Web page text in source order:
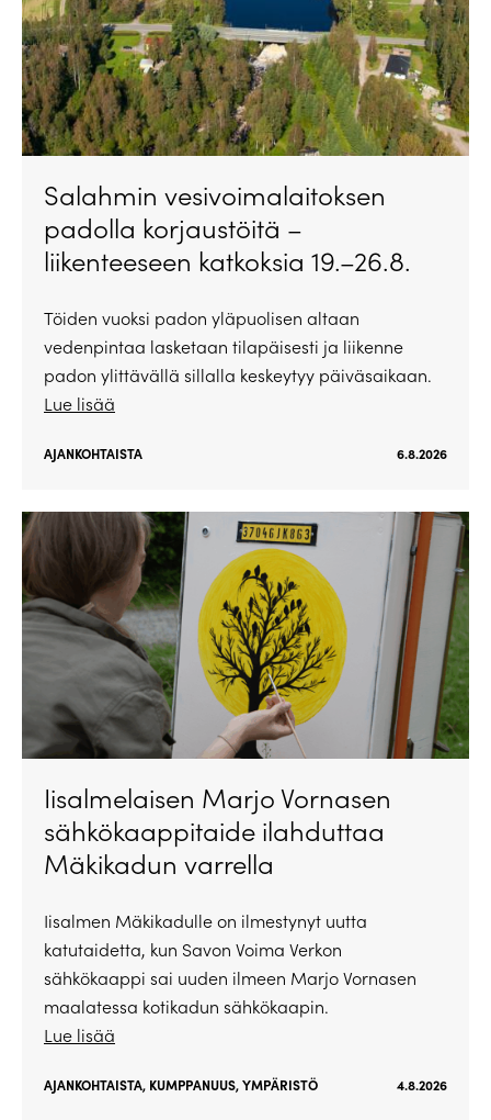
Salahmin vesivoimalaitoksen
padolla korjaustöitä –
liikenteeseen katkoksia 19.–26.8.
Töiden vuoksi padon yläpuolisen altaan
vedenpintaa lasketaan tilapäisesti ja liikenne
padon ylittävällä sillalla keskeytyy päiväsaikaan.
Lue lisää
AJANKOHTAISTA 6.8.2026
Iisalmelaisen Marjo Vornasen
sähkökaappitaide ilahduttaa
Mäkikadun varrella
Iisalmen Mäkikadulle on ilmestynyt uutta
katutaidetta, kun Savon Voima Verkon
sähkökaappi sai uuden ilmeen Marjo Vornasen
maalatessa kotikadun sähkökaapin.
Lue lisää
AJANKOHTAISTA, KUMPPANUUS,YMPÄRISTÖ 4.8.2026